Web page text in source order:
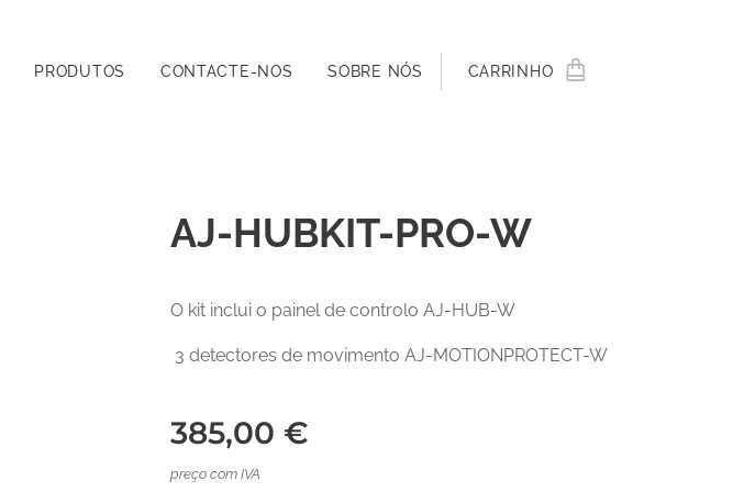
PRODUTOS CONTACTE-NOS SOBRE NÓS CARRINHO
AJ-HUBKIT-PRO-W
O kit inclui o painel de controlo AJ-HUB-W
3 detectores de movimento AJ-MOTIONPROTECT-W
385,00 €
preço com IVA